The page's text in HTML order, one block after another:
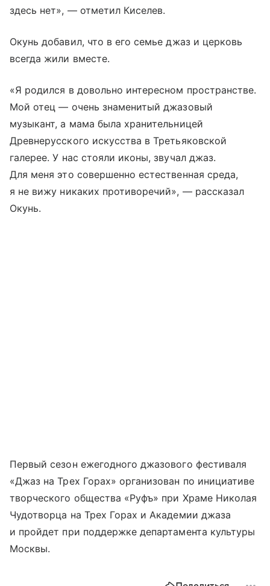
здесь нет», — отметил Киселев.
Окунь добавил, что в его семье джаз и церковь
всегда жили вместе.
«Я родился в довольно интересном пространстве.
Мой отец — очень знаменитый джазовый
музыкант, а мама была хранительницей
Древнерусского искусства в Третьяковской
галерее. У нас стояли иконы, звучал джаз.
Для меня это совершенно естественная среда,
я не вижу никаких противоречий», — рассказал
Окунь.
Первый сезон ежегодного джазового фестиваля
«Джаз на Трех Горах» организован по инициативе
творческого общества «Руфъ» при Храме Николая
Чудотворца на Трех Горах и Академии джаза
и пройдет при поддержке департамента культуры
Москвы.